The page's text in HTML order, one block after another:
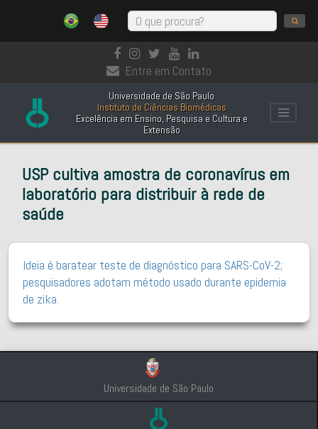
Entre em Contato
Universidade de São Paulo
Instituto de Ciências Biomédicas
Excelência em Ensino, Pesquisa e Cultura e
Extensão
USP cultiva amostra de coronavírus em
laboratório para distribuir à rede de
saúde
Ideia é baratear teste de diagnóstico para SARS-CoV-2;
pesquisadores adotam método usado durante epidemia
de zika.
Universidade de São Paulo